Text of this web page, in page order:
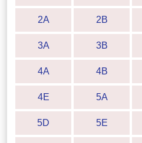
2A 2B
3A 3B
4A 4B
4E 5A
5D 5E